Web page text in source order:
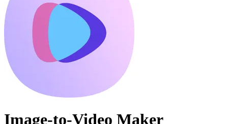
Image-to-Video Maker